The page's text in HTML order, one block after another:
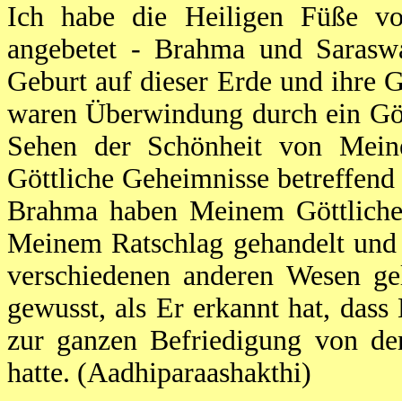
Ich habe die Heiligen Füße
angebetet - Brahma und
Geburt auf dieser Erde und ihre
waren Überwindung durch ein
Sehen der Schönheit von
Göttliche Geheimnisse
Brahma haben Meinem
Meinem Ratschlag gehandelt
verschiedenen anderen Wesen
gewusst, als Er erkannt hat,
zur ganzen Befriedigung von
hatte. (Aadhiparaashakthi)